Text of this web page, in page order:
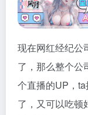
现在网红经纪公
了，那么整个公
个直播的UP，
了，又可以吃